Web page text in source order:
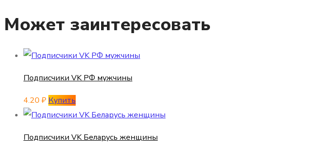
Может заинтересовать
Подписчики VK РФ мужчины
4.20 ₽ Купить
Подписчики VK Беларусь женщины